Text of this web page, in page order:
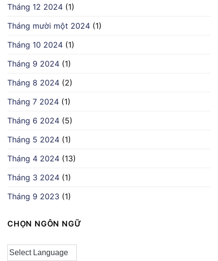
Tháng 12 2024 (1)
Tháng mười một 2024 (1)
Tháng 10 2024 (1)
Tháng 9 2024 (1)
Tháng 8 2024 (2)
Tháng 7 2024 (1)
Tháng 6 2024 (5)
Tháng 5 2024 (1)
Tháng 4 2024 (13)
Tháng 3 2024 (1)
Tháng 9 2023 (1)
CHỌN NGÔN NGỮ